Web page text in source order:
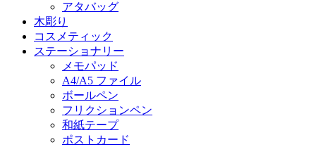
アタバッグ
木彫り
コスメティック
ステーショナリー
メモパッド
A4/A5 ファイル
ボールペン
フリクションペン
和紙テープ
ポストカード